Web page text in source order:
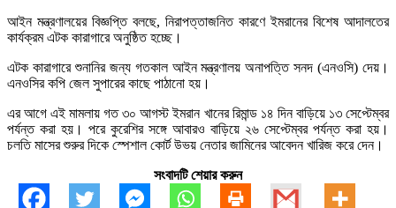
আইন মন্ত্রণালয়ের বিজ্ঞপ্তি বলছে, নিরাপত্তাজনিত কারণে ইমরানের বিশেষ আদালতের
কার্যক্রম এটক কারাগারে অনুষ্ঠিত হচ্ছে।
এটক কারাগারে শুনানির জন্য গতকাল আইন মন্ত্রণালয় অনাপত্তি সনদ (এনওসি) দেয়।
এনওসির কপি জেল সুপারের কাছে পাঠানো হয়।
এর আগে এই মামলায় গত ৩০ আগস্ট ইমরান খানের রিমান্ড ১৪ দিন বাড়িয়ে ১৩ সেপ্টেম্বর
পর্যন্ত করা হয়। পরে কুরেশির সঙ্গে আবারও বাড়িয়ে ২৬ সেপ্টেম্বর পর্যন্ত করা হয়।
চলতি মাসের শুরুর দিকে স্পেশাল কোর্ট উভয় নেতার জামিনের আবেদন খারিজ করে দেন।
সংবাদটি শেয়ার করুন